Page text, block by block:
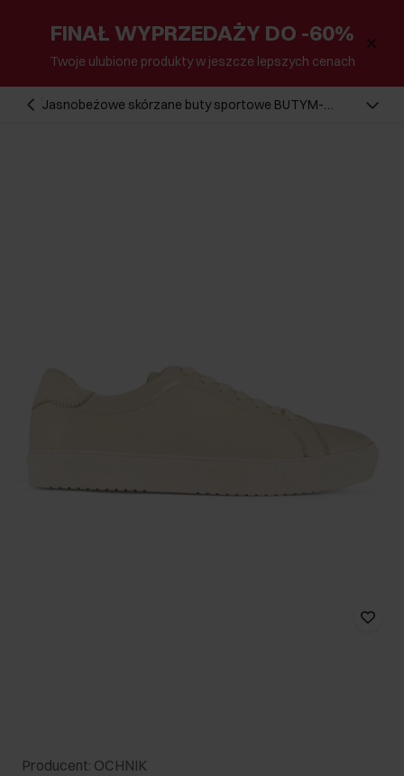
FINAŁ WYPRZEDAŻY DO -60%
Twoje ulubione produkty w jeszcze lepszych cenach
Jasnobeżowe skórzane buty sportowe BUTYM-
Producent: OCHNIK